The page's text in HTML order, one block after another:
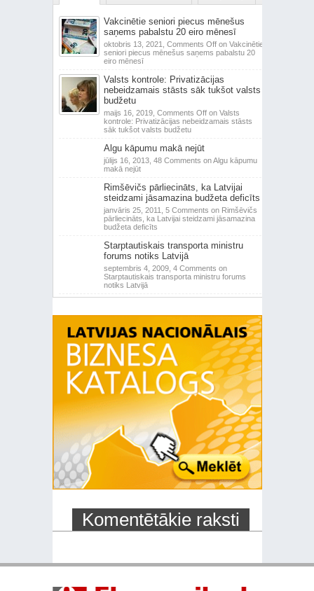
Vakcinētie seniori piecus mēnešus
saņems pabalstu 20 eiro mēnesī
oktobris 13, 2021, Comments Offon Vakcinētie
seniori piecus mēnešus saņems pabalstu 20
eiro mēnesī
Valsts kontrole: Privatizācijas
nebeidzamais stāsts sāk tukšot valsts
budžetu
maijs 16, 2019, Comments Offon Valsts
kontrole: Privatizācijas nebeidzamais stāsts
sāk tukšot valsts budžetu
Algu kāpumu makā nejūt
jūlijs 16, 2013, 48 Comments on Algu kāpumu
makā nejūt
Rimšēvičs pārliecināts, ka Latvijai
steidzami jāsamazina budžeta deficīts
janvāris 25, 2011, 5 Comments on Rimšēvičs
pārliecināts, ka Latvijai steidzami jāsamazina
budžeta deficīts
Starptautiskais transporta ministru
forums notiks Latvijā
septembris 4, 2009, 4 Comments on
Starptautiskais transporta ministru forums
notiks Latvijā
Komentētākie raksti